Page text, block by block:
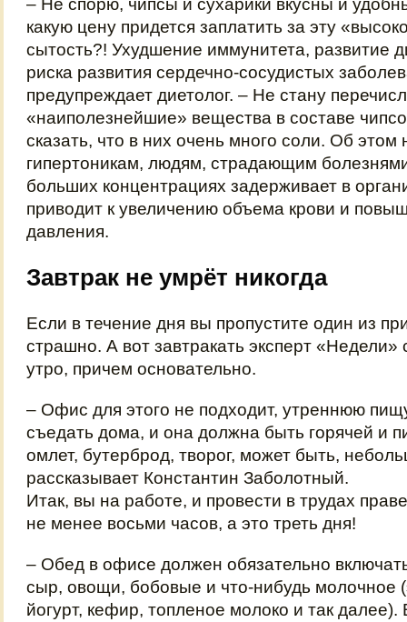
– Не спорю, чипсы и сухарики вкусны и
какую цену придется заплатить за эту
сытость?! Ухудшение иммунитета, развитие
риска развития сердечно-сосудистых
предупреждает диетолог. – Не стану
«наиполезнейшие» вещества в составе
сказать, что в них очень много соли. Об этом
гипертоникам, людям, страдающим
больших концентрациях задерживает в
приводит к увеличению объема крови и
давления.
Завтрак не умрёт никогда
Если в течение дня вы пропустите один из
страшно. А вот завтракать эксперт «Недели»
утро, причем основательно.
– Офис для этого не подходит, утреннюю
съедать дома, и она должна быть горячей и
омлет, бутерброд, творог, может быть,
рассказывает Константин Заболотный.
Итак, вы на работе, и провести в трудах
не менее восьми часов, а это треть дня!
– Обед в офисе должен обязательно
сыр, овощи, бобовые и что-нибудь молочное
йогурт, кефир, топленое молоко и так далее).